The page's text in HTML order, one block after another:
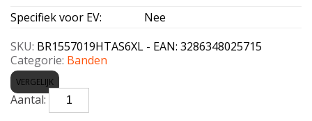
Specifiek voor EV:
Nee
SKU: BR1557019HTAS6XL - EAN: 3286348025715
Categorie: Banden
VERGELIJK
BRIDGESTONE-
TURANZA